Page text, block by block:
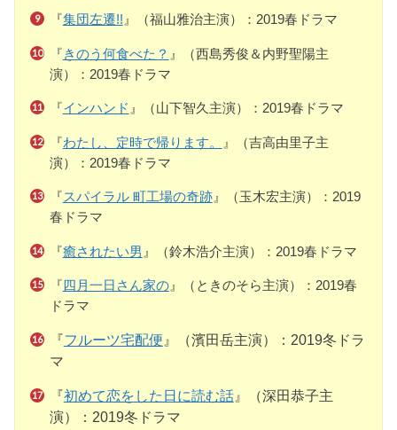
『集団左遷!! 』（福山雅治主演）：2019春ドラマ
『きのう何食べた？ 』（西島秀俊＆内野聖陽主
演）：2019春ドラマ
『インハンド 』（山下智久主演）：2019春ドラマ
『わたし、定時で帰ります。
』（吉高由里子主
演）：2019春ドラマ
『スパイラル 町工場の奇跡』（玉木宏主演）：2019
春ドラマ
『癒されたい男 』（鈴木浩介主演）：2019春ドラマ
『四月一日さん家の』（ときのそら主演）：2019春
ドラマ
『フルーツ宅配便 』（濱田岳主演）：2019冬ドラ
マ
『初めて恋をした日に読む話』（深田恭子主
演）：2019冬ドラマ